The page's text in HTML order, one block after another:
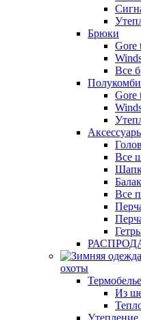
Брюки
Gore
Все
Gore
Все
Все
охоты
Термобелье
Из
Утепление